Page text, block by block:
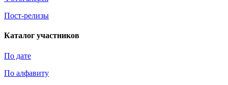
Пост-релизы
Каталог участников
По дате
По алфавиту